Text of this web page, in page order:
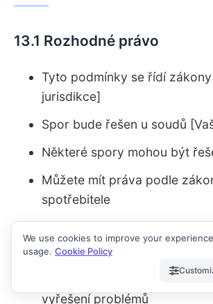
13.1 Rozhodné právo
Tyto podmínky se řídí
jurisdikce]
Spor bude řešen u soudů
Některé spory mohou být
Můžete mít práva podle
spotřebitele
13.2 Proces řešení sporů
Nejprve kontaktujte náš tým
vyřešení problémů
We use cookies to improve your
usage. Cookie Policy